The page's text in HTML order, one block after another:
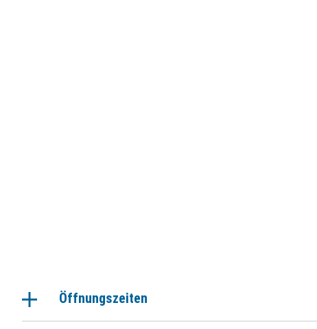
Öffnungszeiten